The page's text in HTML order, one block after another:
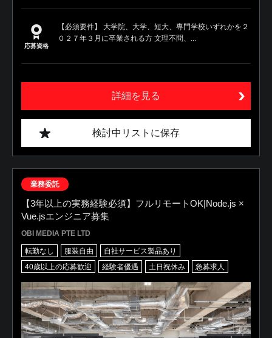
応募資格
【必須要件】 大学院、大学、短大、専門学校いずれかを２
０２７年３月に卒業される方 文理不問、...
詳細を見る
検討中リストに保存
業務委託
【3年以上の実務経験必須】フルリモートOK|Node.js ×
Vue.jsエンジニア募集
OBI MEDIA PTE LTD
転勤なし 服装自由
自社サービス製品あり
40歳以上の応募歓迎
経験者優遇 土日祝休み 急募求人